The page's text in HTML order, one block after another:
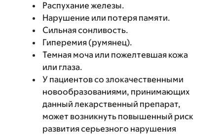
Распухание железы.
Нарушение или потеря памяти.
Сильная сонливость.
Гиперемия (румянец).
Темная моча или пожелтевшая кожа
или глаза.
У пациентов со злокачественными
новообразованиями, принимающих
данный лекарственный препарат,
может возникнуть повышенный риск
развития серьезного нарушения